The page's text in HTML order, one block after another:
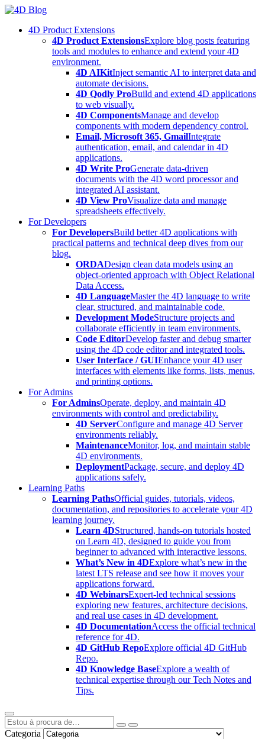
Skip
content4D Product Extensions
4D Product ExtensionsExplore blog posts featuring
tools and modules to enhance and extend your 4D
environment.
4D AIKitInject semantic AI to interpret data and
automate decisions.
4D Qodly ProBuild and extend 4D applications
to web visually.
4D ComponentsManage and develop
components with modern dependency control.
Email, Microsoft 365, GmailIntegrate
authentication, email, and calendar in 4D
applications.
4D Write ProGenerate data-driven
documents with the 4D word processor and
integrated AI assistant.
4D View ProVisualize data and manage
spreadsheets effectively.
For Developers
For DevelopersBuild better 4D applications with
practical patterns and technical deep dives from our
blog.
ORDADesign clean data models using an
object-oriented approach with Object Relational
Data Access.
4D LanguageMaster the 4D language to write
clear, structured, and maintainable code.
Development ModeStructure projects and
collaborate efficiently in team environments.
Code EditorDevelop faster and debug smarter
using the 4D code editor and integrated tools.
User Interface / GUIEnhance your 4D user
interfaces with elements like forms, lists, menus,
and printing options.
For Admins
For AdminsOperate, deploy, and maintain 4D
environments with control and predictability.
4D ServerConfigure and manage 4D Server
environments reliably.
MaintenanceMonitor, log, and maintain stable
4D environments.
DeploymentPackage, secure, and deploy 4D
applications safely.
Learning Paths
Learning PathsOfficial guides, tutorials, videos,
documentation, and repositories to accelerate your 4D
learning journey.
Learn 4DStructured, hands-on tutorials hosted
on Learn 4D, designed to guide you from
beginner to advanced with interactive lessons.
What’s New in 4DExplore what’s new in the
latest LTS release and see how it moves your
applications forward.
4D WebinarsExpert-led technical sessions
exploring new features, architecture decisions,
and real use cases in 4D development.
4D DocumentationAccess the official technical
reference for 4D.
4D GitHub RepoExplore official 4D GitHub
Repo.
4D Knowledge BaseExplore a wealth of
technical expertise through our Tech Notes and
Tips.
Categoria